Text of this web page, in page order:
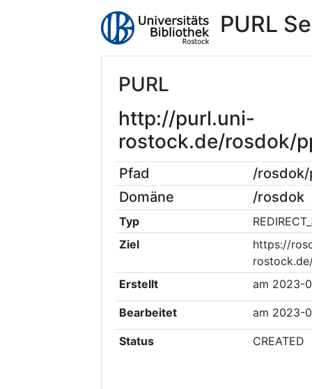
PURL
PURL
http://purl.uni-
rostock.de/rosdok/
Pfad
/rosdok/
Domäne
/rosdok
Typ
Ziel
https://
Erstellt
am 2023-
Bearbeitet am 2023-
Status CREATED